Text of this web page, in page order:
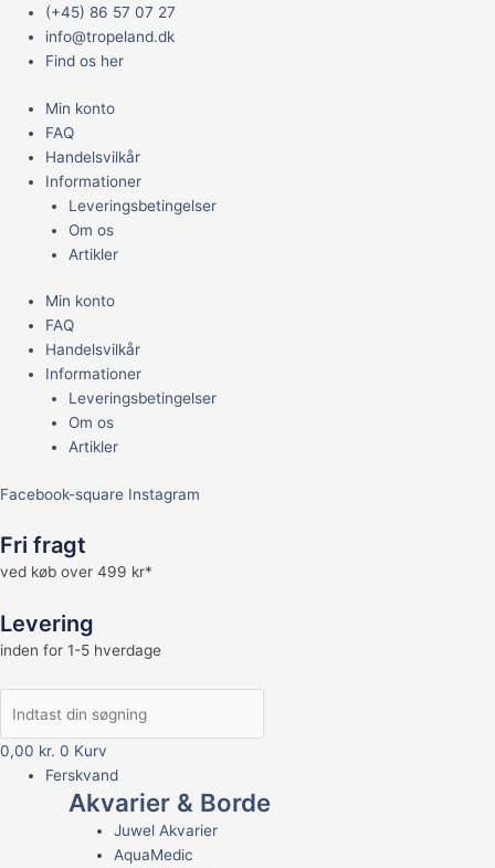
indholdet
(+45) 86 57 07 27
info@tropeland.dk
Find os her
Min konto
FAQ
Handelsvilkår
Informationer
Leveringsbetingelser
Om os
Artikler
Min konto
FAQ
Handelsvilkår
Informationer
Leveringsbetingelser
Om os
Artikler
Facebook-square Instagram
Fri fragt
ved køb over 499 kr*
Levering
inden for 1-5 hverdage
0,00 kr. 0 Kurv
Main
Menu
Ferskvand
Akvarier & Borde
Juwel Akvarier
AquaMedic